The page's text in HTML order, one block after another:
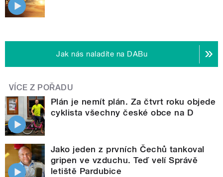
Jak nás naladíte na DABu
VÍCE Z POŘADU
Plán je nemít plán. Za čtvrt roku objede
cyklista všechny české obce na D
Jako jeden z prvních Čechů tankoval
gripen ve vzduchu. Teď velí Správě
letiště Pardubice